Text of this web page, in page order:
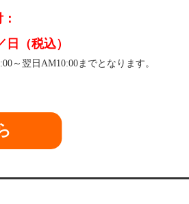
日（税込）
～翌日AM10:00までとなります。